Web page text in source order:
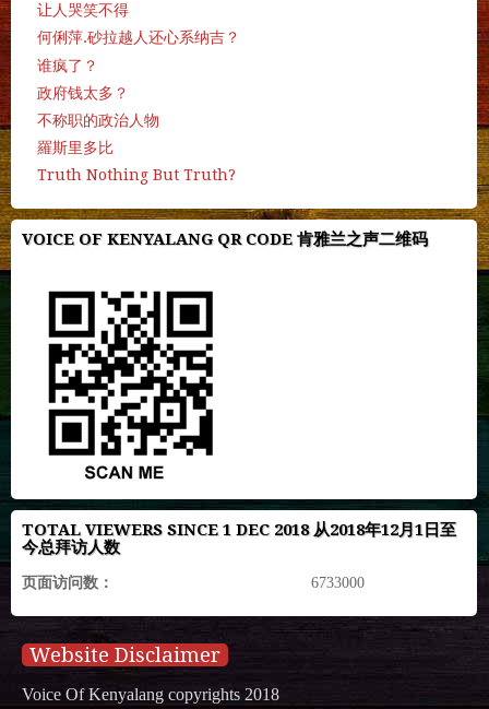
让人哭笑不得
何俐萍.砂拉越人还心系纳吉？
谁疯了？
政府钱太多？
不称职的政治人物
羅斯里多比
Truth Nothing But Truth?
VOICE OF KENYALANG QR CODE 肯雅兰之声二维码
TOTAL VIEWERS SINCE 1 DEC 2018 从2018年12月1日至
今总拜访人数
页面访问数： 6733000
Website Disclaimer
Voice Of Kenyalang copyrights 2018